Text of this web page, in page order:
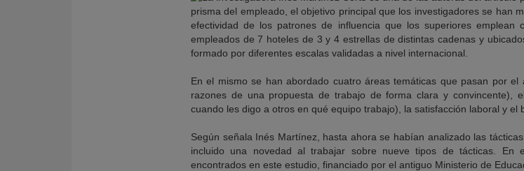
prisma del empleado, el objetivo principal que los investigadores se han
efectividad de los patrones de influencia que los superiores
empleados de 7 hoteles de 3 y 4 estrellas de distintas cadenas y
formado por diferentes escalas validadas a nivel internacional.
En el mismo se han abordado cuatro áreas temáticas que pasan por
razones de una propuesta de trabajo de forma clara y convincente),
cuando les digo a otros en qué equipo trabajo), la satisfacción laboral y el
Según señala Inés Martínez, hasta ahora se habían analizado las
incluido una novedad al trabajar sobre nueve tipos de tácticas. En
encontrados en este estudio, financiado por el antiguo Ministerio de